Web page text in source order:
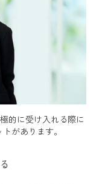
的に受け入れる際に
があります。